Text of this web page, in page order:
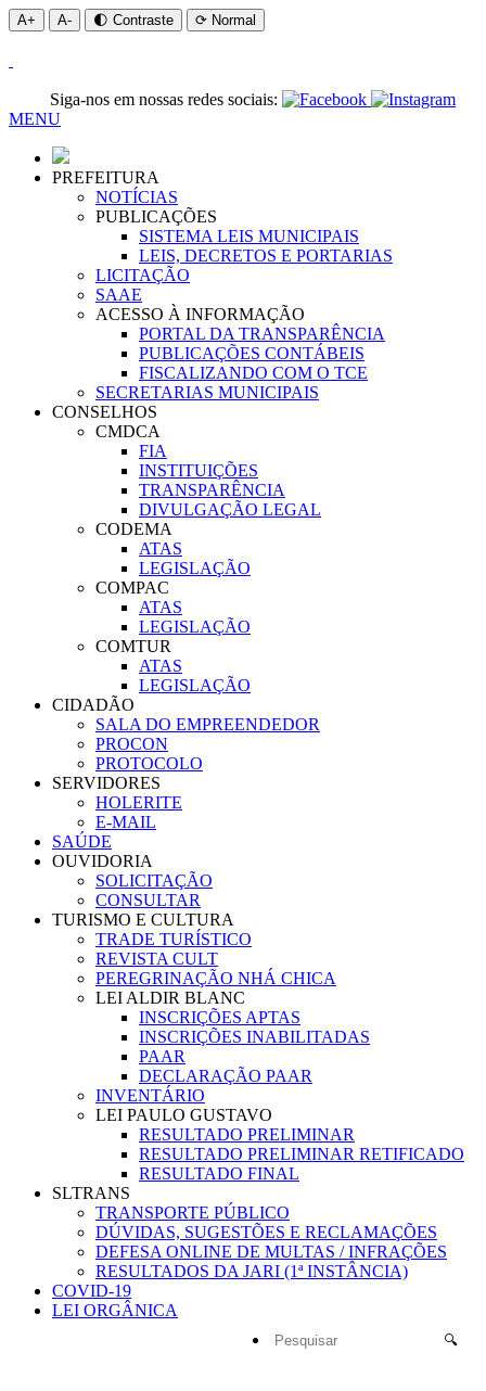
A+ A- 🌓 Contraste ⟳ Normal
Siga-nos em nossas redes sociais:
MENU
PREFEITURA
NOTÍCIAS
PUBLICAÇÕES
SISTEMA LEIS MUNICIPAIS
LEIS, DECRETOS E PORTARIAS
LICITAÇÃO
SAAE
ACESSO À INFORMAÇÃO
PORTAL DA TRANSPARÊNCIA
PUBLICAÇÕES CONTÁBEIS
FISCALIZANDO COM O TCE
SECRETARIAS MUNICIPAIS
CONSELHOS
CMDCA
FIA
INSTITUIÇÕES
TRANSPARÊNCIA
DIVULGAÇÃO LEGAL
CODEMA
ATAS
LEGISLAÇÃO
COMPAC
ATAS
LEGISLAÇÃO
COMTUR
ATAS
LEGISLAÇÃO
CIDADÃO
SALA DO EMPREENDEDOR
PROCON
PROTOCOLO
SERVIDORES
HOLERITE
E-MAIL
SAÚDE
OUVIDORIA
SOLICITAÇÃO
CONSULTAR
TURISMO E CULTURA
TRADE TURÍSTICO
REVISTA CULT
PEREGRINAÇÃO NHÁ CHICA
LEI ALDIR BLANC
INSCRIÇÕES APTAS
INSCRIÇÕES INABILITADAS
PAAR
DECLARAÇÃO PAAR
INVENTÁRIO
LEI PAULO GUSTAVO
RESULTADO PRELIMINAR
RESULTADO PRELIMINAR RETIFICADO
RESULTADO FINAL
SLTRANS
TRANSPORTE PÚBLICO
DÚVIDAS, SUGESTÕES E RECLAMAÇÕES
DEFESA ONLINE DE MULTAS / INFRAÇÕES
RESULTADOS DA JARI (1ª INSTÂNCIA)
COVID-19
LEI ORGÂNICA
🔍